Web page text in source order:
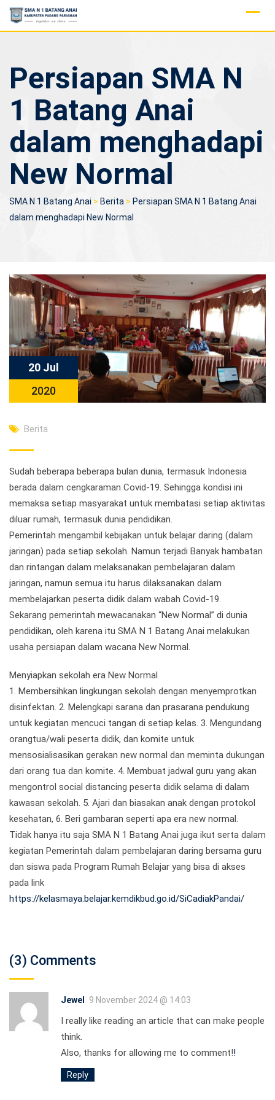
Skip
Persiapan SMA N
1 Batang Anai
dalam menghadapi
New Normal
SMA N 1 Batang Anai > Berita > Persiapan SMA N 1 Batang Anai
dalam menghadapi New Normal
20 Jul
2020
Berita
Sudah beberapa beberapa bulan dunia, termasuk Indonesia
berada dalam cengkaraman Covid-19. Sehingga kondisi ini
memaksa setiap masyarakat untuk membatasi setiap aktivitas
diluar rumah, termasuk dunia pendidikan.
Pemerintah mengambil kebijakan untuk belajar daring (dalam
jaringan) pada setiap sekolah. Namun terjadi Banyak hambatan
dan rintangan dalam melaksanakan pembelajaran dalam
jaringan, namun semua itu harus dilaksanakan dalam
membelajarkan peserta didik dalam wabah Covid-19.
Sekarang pemerintah mewacanakan “New Normal” di dunia
pendidikan, oleh karena itu SMA N 1 Batang Anai melakukan
usaha persiapan dalam wacana New Normal.
Menyiapkan sekolah era New Normal
1. Membersihkan lingkungan sekolah dengan menyemprotkan
disinfektan. 2. Melengkapi sarana dan prasarana pendukung
untuk kegiatan mencuci tangan di setiap kelas. 3. Mengundang
orangtua/wali peserta didik, dan komite untuk
mensosialisasikan gerakan new normal dan meminta dukungan
dari orang tua dan komite. 4. Membuat jadwal guru yang akan
mengontrol social distancing peserta didik selama di dalam
kawasan sekolah. 5. Ajari dan biasakan anak dengan protokol
kesehatan, 6. Beri gambaran seperti apa era new normal.
Tidak hanya itu saja SMA N 1 Batang Anai juga ikut serta dalam
kegiatan Pemerintah dalam pembelajaran daring bersama guru
dan siswa pada Program Rumah Belajar yang bisa di akses
pada link
https://kelasmaya.belajar.kemdikbud.go.id/SiCadiakPandai/
(3) Comments
Jewel 9 November 2024 @ 14:03
I really like reading an article that can make people
think.
Also, thanks for allowing me to comment!!
Reply